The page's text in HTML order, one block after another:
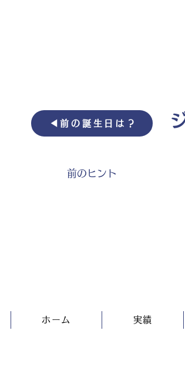
◀︎前の誕生日は？
前のヒント
ホーム 実績